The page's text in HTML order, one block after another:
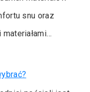
snu oraz